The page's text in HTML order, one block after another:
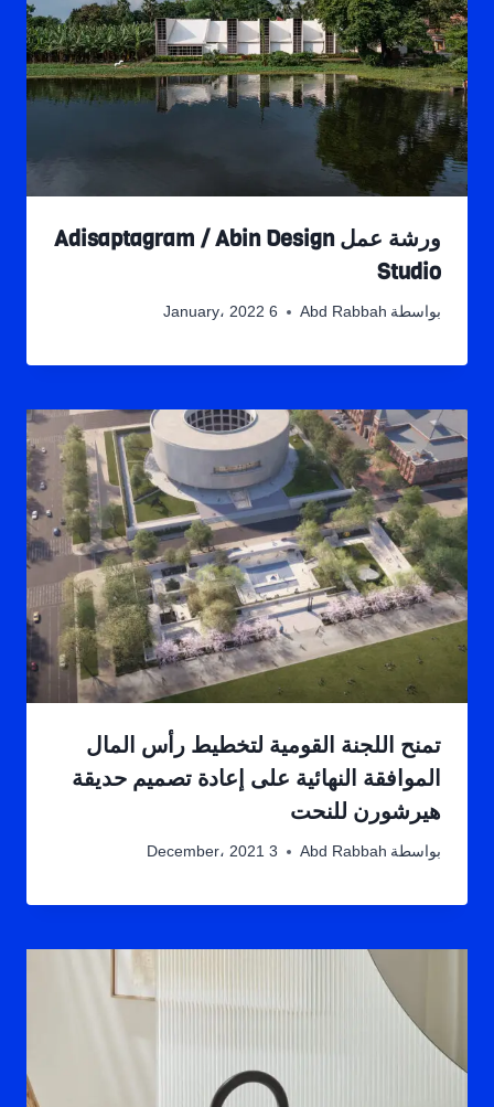
ورشة عمل Adisaptagram / Abin Design
Studio
بواسطة Abd Rabbah 6 January، 2022
تمنح اللجنة القومية لتخطيط رأس المال
الموافقة النهائية على إعادة تصميم حديقة
هيرشورن للنحت
بواسطة Abd Rabbah 3 December، 2021